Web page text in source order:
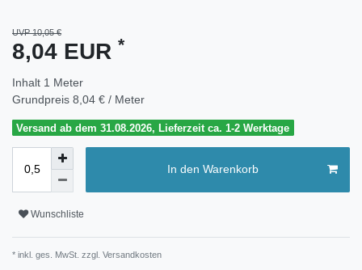
UVP 10,05 €
8,04 EUR *
Inhalt 1 Meter
Grundpreis 8,04 € / Meter
Versand ab dem 31.08.2026, Lieferzeit ca. 1-2 Werktage
In den Warenkorb
Wunschliste
* inkl. ges. MwSt. zzgl. Versandkosten